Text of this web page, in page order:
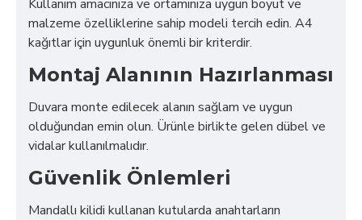
Kullanım amacınıza ve ortamınıza uygun boyut ve
malzeme özelliklerine sahip modeli tercih edin. A4
kağıtlar için uygunluk önemli bir kriterdir.
Montaj Alanının Hazırlanması
Duvara monte edilecek alanın sağlam ve uygun
olduğundan emin olun. Ürünle birlikte gelen dübel ve
vidalar kullanılmalıdır.
Güvenlik Önlemleri
Mandallı kilidi kullanan kutularda anahtarların